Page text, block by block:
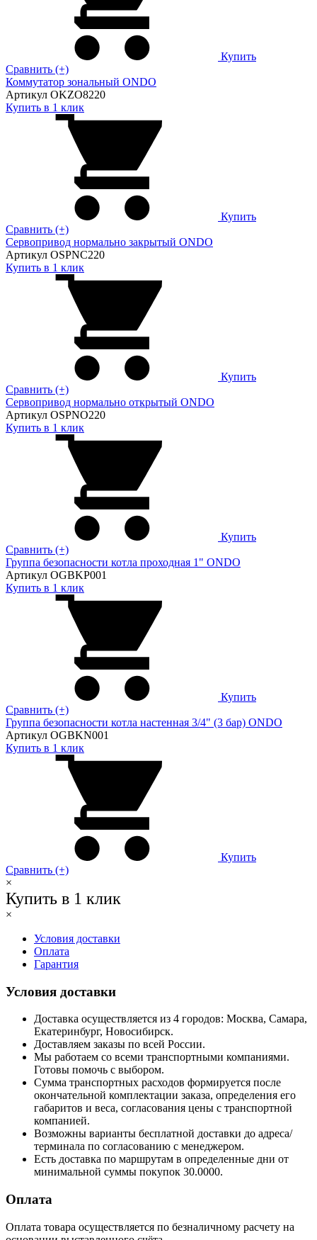
Купить
Сравнить (+)
Коммутатор зональный ONDO
Артикул OKZO8220
Купить в 1 клик
Купить
Сравнить (+)
Сервопривод нормально закрытый ONDO
Артикул OSPNC220
Купить в 1 клик
Купить
Сравнить (+)
Сервопривод нормально открытый ONDO
Артикул OSPNO220
Купить в 1 клик
Купить
Сравнить (+)
Группа безопасности котла проходная 1" ONDO
Артикул OGBKP001
Купить в 1 клик
Купить
Сравнить (+)
Группа безопасности котла настенная 3/4" (3 бар) ONDO
Артикул OGBKN001
Купить в 1 клик
Купить
Сравнить (+)
×
Купить в 1 клик
×
Условия доставки
Оплата
Гарантия
Условия доставки
Доставка осуществляется из 4 городов: Москва, Самара,
Екатеринбург, Новосибирск.
Доставляем заказы по всей России.
Мы работаем со всеми транспортными компаниями.
Готовы помочь с выбором.
Сумма транспортных расходов формируется после
окончательной комплектации заказа, определения его
габаритов и веса, согласования цены с транспортной
компанией.
Возможны варианты бесплатной доставки до адреса/
терминала по согласованию с менеджером.
Есть доставка по маршрутам в определенные дни от
минимальной суммы покупок 30.0000.
Оплата
Оплата товара осуществляется по безналичному расчету на